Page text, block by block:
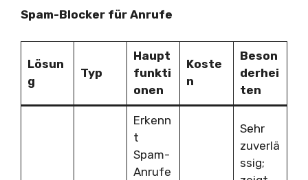
Spam-Blocker für Anrufe
Lösun
g
Typ
Haupt
funkti
onen
Koste
n
Beson
derhei
ten
Erkenn
t
Spam-
Anrufe
Sehr
zuverlä
ssig;